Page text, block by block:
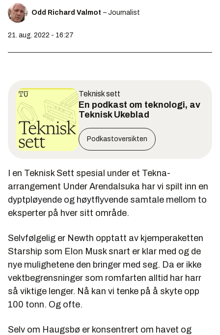
Odd Richard Valmot – Journalist
21. aug. 2022 - 16:27
Teknisk sett
En podkast om teknologi, av
Teknisk Ukeblad
Podkastoversikten
I en Teknisk Sett spesial under et Tekna-
arrangement Under Arendalsuka har vi spilt inn en
dyptpløyende og høytflyvende samtale mellom to
eksperter på hver sitt område.
Selvfølgelig er Newth opptatt av kjemperaketten
Starship som Elon Musk snart er klar med og de
nye mulighetene den bringer med seg. Da er ikke
vektbegrensninger som romfarten alltid har harr
så viktige lenger. Nå kan vi tenke på å skyte opp
100 tonn. Og ofte.
Selv om Haugsbø er konsentrert om havet og